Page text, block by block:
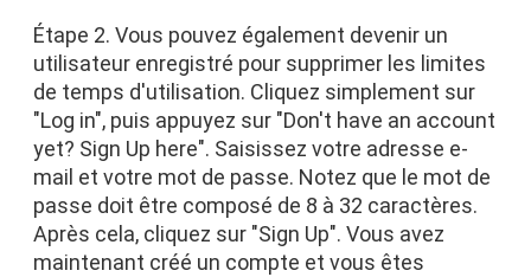
Étape 2. Vous pouvez également devenir un
utilisateur enregistré pour supprimer les limites
de temps d'utilisation. Cliquez simplement sur
"Log in", puis appuyez sur "Don't have an account
yet? Sign Up here". Saisissez votre adresse e-
mail et votre mot de passe. Notez que le mot de
passe doit être composé de 8 à 32 caractères.
Après cela, cliquez sur "Sign Up". Vous avez
maintenant créé un compte et vous êtes